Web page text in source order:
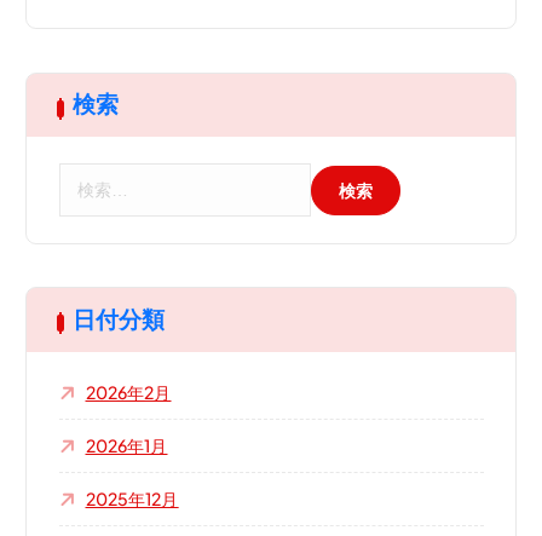
検索
日付分類
2026年2月
2026年1月
2025年12月